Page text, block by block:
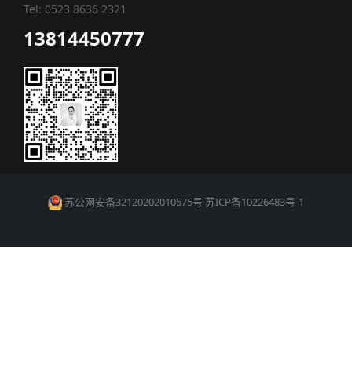
Tel: 0523 8636 2321
13814450777
苏公网安备32120202010575号 苏ICP备10226483号-1